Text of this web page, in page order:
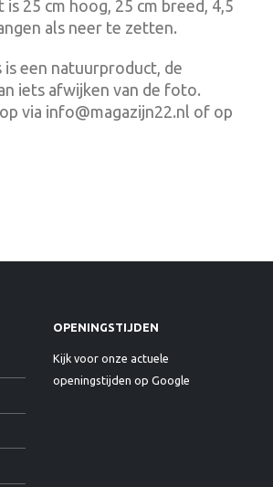
25 cm hoog, 25 cm breed, 4,5
als neer te zetten.
een natuurproduct, de
iets afwijken van de foto.
via info@magazijn22.nl of op
OPENINGSTIJDEN
Kijk voor onze actuele
openingstijden op Google